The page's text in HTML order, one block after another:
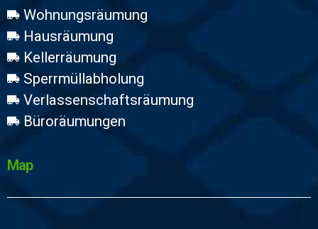
Wohnungsräumung
Hausräumung
Kellerräumung
Sperrmüllabholung
Verlassenschaftsräumung
Büroräumungen
Map